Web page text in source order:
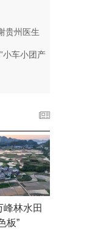
贵州医生
小车小团产
峰林水田
板”